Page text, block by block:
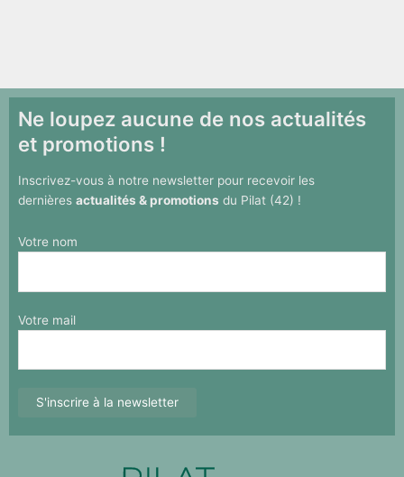
Ne loupez aucune de nos actualités
et promotions !
Inscrivez-vous à notre newsletter pour recevoir les
dernières actualités & promotions du Pilat (42) !
Votre nom
Votre mail